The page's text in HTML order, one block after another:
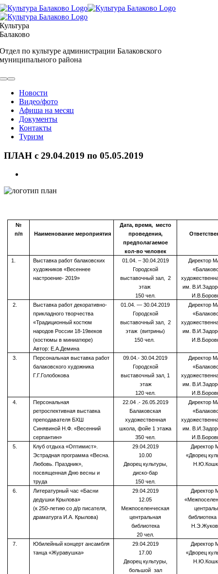
Skip
to
content
Культура
Балаково
Отдел по культуре администрации Балаковского
муниципального района
Toggle
NavigationНовости
Видео/фото
Афиша на месяц
Документы
Контакты
Туризм
ПЛАН с 29.04.2019 по 05.05.2019
Image
№
п/п
Наименование мероприятия
Дата, время, место
проведения,
предполагаемое
кол-во человек
1.
Выставка работ балаковских
художников «Весеннее
настроение- 2019»
01.04. – 30.04.2019
Городской
выставочный зал, 2
этаж
150 чел.
Директор
им.
2.
Выставка работ декоративно-
прикладного творчества
«Традиционный костюм
народов России 18-19веков
(костюмы в миниатюре)
Автор: Е.А.Демина
01.04. — 30.04.2019
Городской
выставочный зал, 2
этаж (витрины)
150 чел.
Директор
им.
3.
Персональная выставка работ
балаковского художника
Г.Г.Голобокова
09.04.- 30.04.2019
Городской
выставочный зал, 1
этаж
120 чел.
Директор
им.
4.
Персональная
ретроспективная выставка
преподавателя БХШ
Синявиной Н.Ф. «Весенний
серпантин»
22.04 .- 26.05.2019
Балаковская
художественная
школа, фойе 1 этажа
350 чел.
Директор
им.
5.
Клуб отдыха «Оптимист».
Эстрадная программа «Весна.
Любовь. Праздник»,
посвященная Дню весны и
труда
29.04.2019
10.00
Дворец культуры,
диско-бар
150 чел.
Директор
«Дворец
6.
Литературный час «Басни
дедушки Крылова»
(к 250-летию со д/р писателя,
драматурга И.А. Крылова)
29.04.2019
12.05
Межпоселенческая
центральная
библиотека
20 чел.
Директор
7.
Юбилейный концерт ансамбля
танца «Журавушка»
29.04.2019
17.00
Дворец культуры,
большой зал
Директор
«Дворец